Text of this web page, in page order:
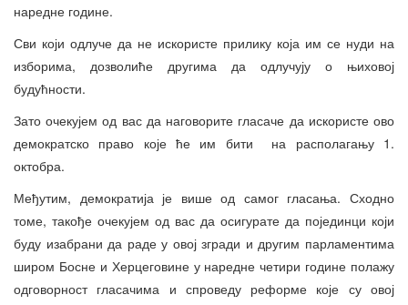
наредне године.
Сви који одлуче да не искористе прилику која им се нуди на
изборима, дозволиће другима да одлучују о њиховој
будућности.
Зато очекујем од вас да наговорите гласаче да искористе ово
демократско право које ће им бити на располагању 1.
октобра.
Међутим, демократија је више од самог гласања. Сходно
томе, такође очекујем од вас да осигурате да појединци који
буду изабрани да раде у овој згради и другим парламентима
широм Босне и Херцеговине у наредне четири године полажу
одговорност гласачима и спроведу реформе које су овој